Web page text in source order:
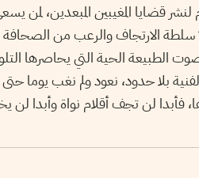
لنشر قضايا المغيبين المبعدين،
سلطة الارتجاف والرعب من الصحافة
الطبيعة الحية التي يحاصرها
بلا حدود، نعود ولم نغب يوما
فأبدا لن تجف أقلام نواة وأبدا لن